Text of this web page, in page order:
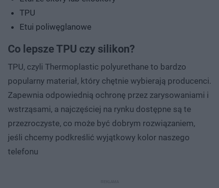
TPU
Etui poliwęglanowe
Co lepsze TPU czy silikon?
TPU, czyli Thermoplastic polyurethane to bardzo
popularny materiał, który chętnie wybierają producenci.
Zapewnia odpowiednią ochronę przez zarysowaniami i
wstrząsami, a najczęściej na rynku dostępne są te
przezroczyste, co może być dobrym rozwiązaniem,
jeśli chcemy podkreślić wyjątkowy kolor naszego
telefonu